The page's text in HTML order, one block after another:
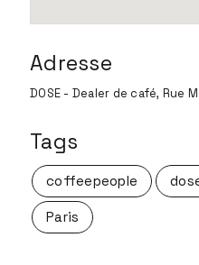
Adresse
DOSE - Dealer de café, Rue
Tags
coffeepeople
Paris